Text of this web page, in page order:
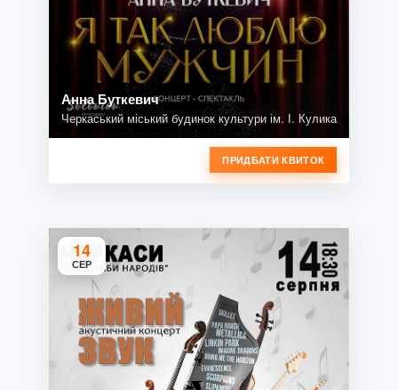
Анна Буткевич
Черкаський міський будинок культури ім. І. Кулика
ПРИДБАТИ КВИТОК
14
СЕР